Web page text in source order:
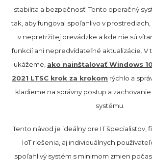
stabilita a bezpečnosť. Tento operačný
tak, aby fungoval spoľahlivo v
v nepretržitej prevádzke a kde nie sú
funkcií ani nepredvídateľné aktualizácie. V
ukážeme, ako nainštalovať Windows
2021 LTSC krok za krokom rýchlo a
kladieme na správny postup a
systému.
Tento návod je ideálny pre IT špecialistov,
IoT riešenia, aj individuálnych
spoľahlivý systém s minimom zmien